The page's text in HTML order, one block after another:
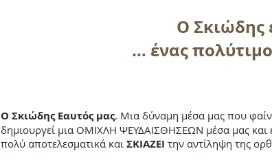
Ο Σκιώδης
... ένας
Ο Σκιώδης Εαυτός μας. Μια δύναμη μέσα μας που
δημιουργεί μια ΟΜΙΧΛΗ ΨΕΥΔΑΙΣΘΗΣΕΩΝ μέσα μας και
πολύ αποτελεσματικά και ΣΚΙΑΖΕΙ την αντίληψη της